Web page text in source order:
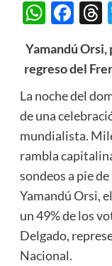
Yamandú
regreso del
La noche del
de una
mundialista.
rambla
sondeos a pie
Yamandú Orsi,
un 49% de los
Delgado,
Nacional.